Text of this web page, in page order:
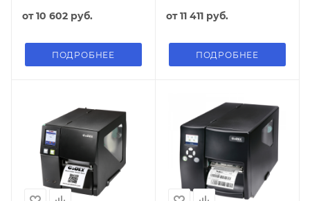
от10 602 руб.
ПОДРОБНЕЕ
от11 411 руб.
ПОДРОБНЕЕ